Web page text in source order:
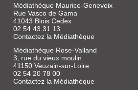
Memmi,
Albert
Gallimard,
1979
Qui
est
dépendant?
Tout
Médiathèque Maurice-Genevoix
Rue Vasco de Gama
41043 Blois Cedex
02 54 43 31 13
Contactez la Médiathèque
Médiathèque Rose-Valland
3, rue du vieux moulin
41150 Veuzain-sur-Loire
02 54 20 78 00
Contactez la Médiathèque